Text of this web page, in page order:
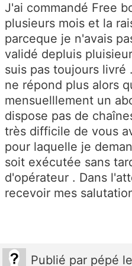
J'ai commandé Free
plusieurs mois et la
parceque je n'avais
validé depluis
suis pas toujours livré
ne répond plus alors
mensuelllement un
dispose pas de
très difficile de vous
pour laquelle je
soit exécutée sans
d'opérateur . Dans
recevoir mes
Publié par pépé